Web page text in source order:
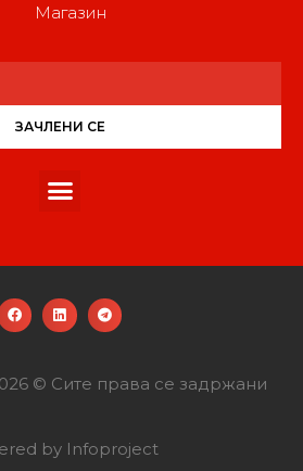
Магазин
ЗАЧЛЕНИ СЕ
© Сите права се задржани
by Infoproject